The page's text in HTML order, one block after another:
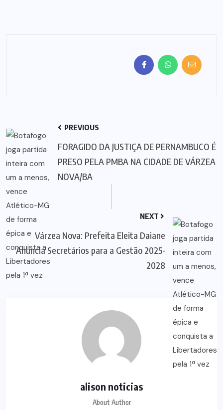
PREVIOUS
FORAGIDO DA JUSTIÇA DE PERNAMBUCO É
PRESO PELA PMBA NA CIDADE DE VÁRZEA
NOVA/BA
NEXT
Várzea Nova: Prefeita Eleita Daiane
Anuncia Secretários para a Gestão 2025-
2028
alison noticias
About Author